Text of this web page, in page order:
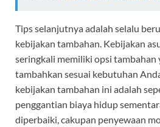
Tips selanjutnya adalah selalu
kebijakan tambahan. Kebijakan
seringkali memiliki opsi tambahan
tambahkan sesuai kebutuhan
kebijakan tambahan ini adalah
penggantian biaya hidup
diperbaiki, cakupan penyewaan